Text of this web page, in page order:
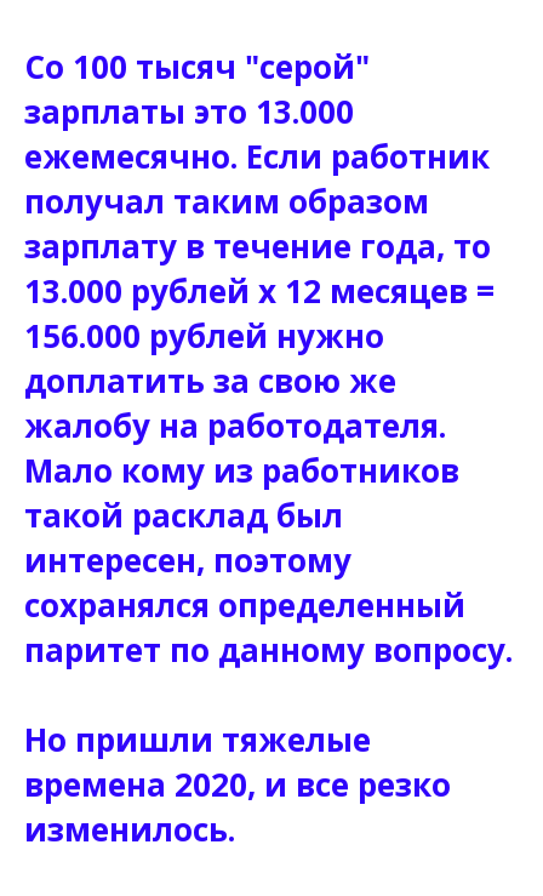
Со 100 тысяч "серой"
зарплаты это 13.000
ежемесячно. Если работник
получал таким образом
зарплату в течение года, то
13.000 рублей х 12 месяцев =
156.000 рублей нужно
доплатить за свою же
жалобу на работодателя.
Мало кому из работников
такой расклад был
интересен, поэтому
сохранялся определенный
паритет по данному вопросу.
Но пришли тяжелые
времена 2020, и все резко
изменилось.